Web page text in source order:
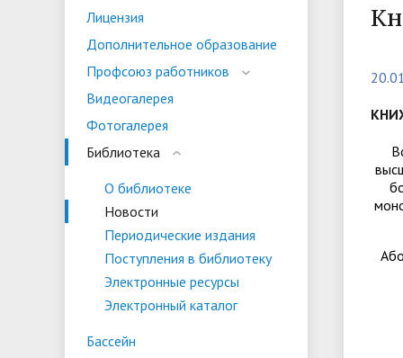
Бассейн
Военный учебный центр
по
Прием 2026. Ординатура
Особая квота
Объединенный совет обучающихся
Научные труды КГУ
Национальные проекты Российской
Федерации
Лицензия
Дополнительное образование
Профсоюз работников
Видеогалерея
Фотогалерея
Библиотека
О библиотеке
Новости
Периодические издания
Поступления в библиотеку
Электронные ресурсы
Электронный каталог
Бассейн